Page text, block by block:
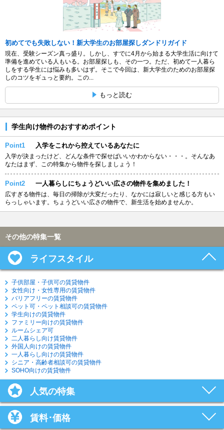
初めてでも失敗しない！新大学生のお部屋探しダンドリガイド
現在、受験シーズン真っ盛り。しかし、すでに4月から始まる大学生活に向けて
準備を進めている人もいる。お部屋探しも、その一つ。ただ、初めて一人暮ら
しをする学生には悩みも多いはず。そこで今回は、新大学生のためのお部屋探
しのコツをギュっと要約。この...
もっと読む
学生向け物件のおすすめポイント
Point1 入学をこれから控えているあなたに
入学が決まったけど、どんな条件で探せばいいかわからない・・・。そんなあ
なたはまず、この特集から物件を探しましょう！
Point2 一人暮らしにちょうどいい広さの物件を集めました！
広すぎる物件は、毎日の掃除が大変だったり、なかには寂しいと感じる方もい
らっしゃいます。ちょうどいい広さの物件で、新生活を始めませんか。
その他の特集一覧
ライフスタイル
子供部屋・子供可の賃貸物件
女性向け・女性専用の賃貸物件
バリアフリーの賃貸物件
ペット可・ペット相談可の賃貸物件
学生向けの賃貸物件
ファミリー向けの賃貸物件
ルームシェア可
二人暮らし向け賃貸物件
外国人向けの賃貸物件
一人暮らし向けの賃貸物件
シニア・高齢者相談可の賃貸物件
SOHO向けの賃貸物件
人気の特集
賃料･価格